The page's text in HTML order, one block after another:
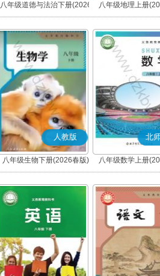
八年级道德与法治下册(2026
春版)(部编版)
八年级地理上册
人教版
八年级生物下册(2026春版)
北
八年级数学上册